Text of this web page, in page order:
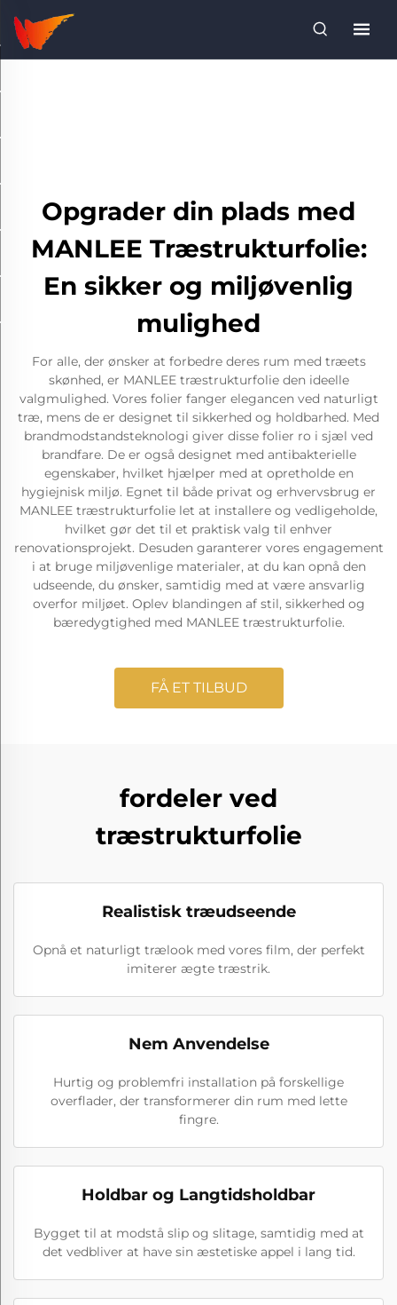
Opgrader din plads med
MANLEE Træstrukturfolie:
En sikker og miljøvenlig
mulighed
For alle, der ønsker at forbedre deres rum med træets
skønhed, er MANLEE træstrukturfolie den ideelle
valgmulighed. Vores folier fanger elegancen ved naturligt
træ, mens de er designet til sikkerhed og holdbarhed. Med
brandmodstandsteknologi giver disse folier ro i sjæl ved
brandfare. De er også designet med antibakterielle
egenskaber, hvilket hjælper med at opretholde en
hygiejnisk miljø. Egnet til både privat og erhvervsbrug er
MANLEE træstrukturfolie let at installere og vedligeholde,
hvilket gør det til et praktisk valg til enhver
renovationsprojekt. Desuden garanterer vores engagement
i at bruge miljøvenlige materialer, at du kan opnå den
udseende, du ønsker, samtidig med at være ansvarlig
overfor miljøet. Oplev blandingen af stil, sikkerhed og
bæredygtighed med MANLEE træstrukturfolie.
FÅ ET TILBUD
fordeler ved
træstrukturfolie
Realistisk træudseende
Opnå et naturligt trælook med vores film, der perfekt
imiterer ægte træstrik.
Nem Anvendelse
Hurtig og problemfri installation på forskellige
overflader, der transformerer din rum med lette
fingre.
Holdbar og Langtidsholdbar
Bygget til at modstå slip og slitage, samtidig med at
det vedbliver at have sin æstetiske appel i lang tid.